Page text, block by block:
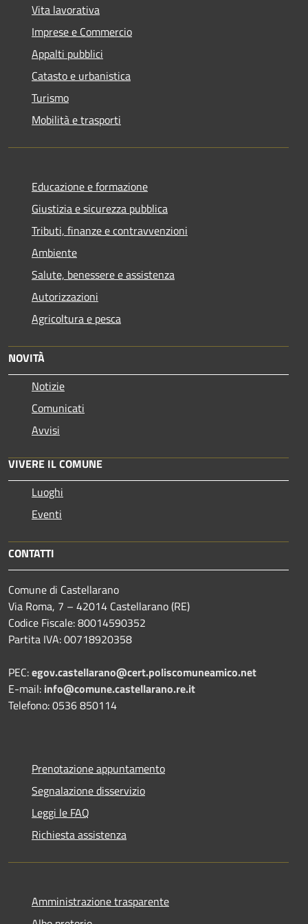
Vita lavorativa
Imprese e Commercio
Appalti pubblici
Catasto e urbanistica
Turismo
Mobilità e trasporti
Educazione e formazione
Giustizia e sicurezza pubblica
Tributi, finanze e contravvenzioni
Ambiente
Salute, benessere e assistenza
Autorizzazioni
Agricoltura e pesca
NOVITÀ
Notizie
Comunicati
Avvisi
VIVERE IL COMUNE
Luoghi
Eventi
CONTATTI
Comune di Castellarano
Via Roma, 7 – 42014 Castellarano (RE)
Codice Fiscale: 80014590352
Partita IVA: 00718920358
PEC:egov.castellarano@cert.poliscomuneamico.net
E-mail: info@comune.castellarano.re.it
Telefono: 0536 850114
Prenotazione appuntamento
Segnalazione disservizio
Leggi le FAQ
Richiesta assistenza
Amministrazione trasparente